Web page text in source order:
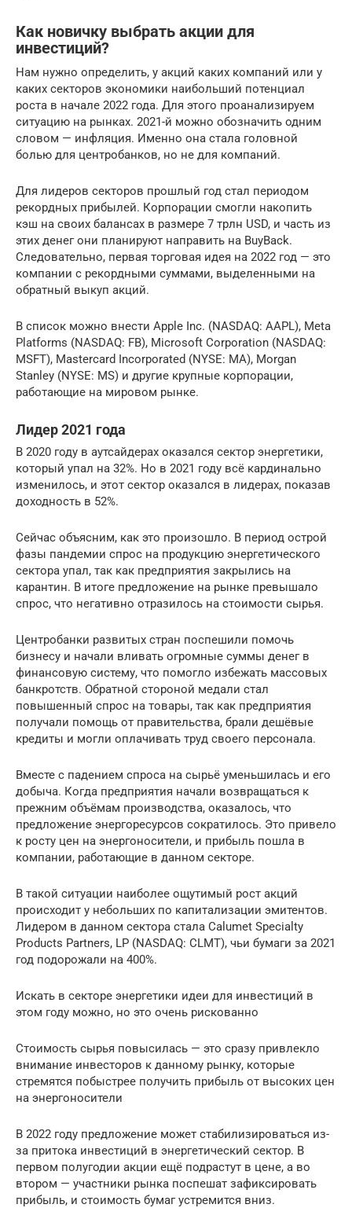
Как новичку выбрать акции для
инвестиций?
Нам нужно определить, у акций каких компаний или у
каких секторов экономики наибольший потенциал
роста в начале 2022 года. Для этого проанализируем
ситуацию на рынках. 2021-й можно обозначить одним
словом — инфляция. Именно она стала головной
болью для центробанков, но не для компаний.
Для лидеров секторов прошлый год стал периодом
рекордных прибылей. Корпорации смогли накопить
кэш на своих балансах в размере 7 трлн USD, и часть из
этих денег они планируют направить на BuyBack.
Следовательно, первая торговая идея на 2022 год — это
компании с рекордными суммами, выделенными на
обратный выкуп акций.
В список можно внести Apple Inc. (NASDAQ: AAPL), Meta
Platforms (NASDAQ: FB), Microsoft Corporation (NASDAQ:
MSFT), Mastercard Incorporated (NYSE: MA), Morgan
Stanley (NYSE: MS) и другие крупные корпорации,
работающие на мировом рынке.
Лидер 2021 года
В 2020 году в аутсайдерах оказался сектор энергетики,
который упал на 32%. Но в 2021 году всё кардинально
изменилось, и этот сектор оказался в лидерах, показав
доходность в 52%.
Сейчас объясним, как это произошло. В период острой
фазы пандемии спрос на продукцию энергетического
сектора упал, так как предприятия закрылись на
карантин. В итоге предложение на рынке превышало
спрос, что негативно отразилось на стоимости сырья.
Центробанки развитых стран поспешили помочь
бизнесу и начали вливать огромные суммы денег в
финансовую систему, что помогло избежать массовых
банкротств. Обратной стороной медали стал
повышенный спрос на товары, так как предприятия
получали помощь от правительства, брали дешёвые
кредиты и могли оплачивать труд своего персонала.
Вместе с падением спроса на сырьё уменьшилась и его
добыча. Когда предприятия начали возвращаться к
прежним объёмам производства, оказалось, что
предложение энергоресурсов сократилось. Это привело
к росту цен на энергоносители, и прибыль пошла в
компании, работающие в данном секторе.
В такой ситуации наиболее ощутимый рост акций
происходит у небольших по капитализации эмитентов.
Лидером в данном сектора стала Calumet Specialty
Products Partners, LP (NASDAQ: CLMT), чьи бумаги за 2021
год подорожали на 400%.
Искать в секторе энергетики идеи для инвестиций в
этом году можно, но это очень рискованно
Стоимость сырья повысилась — это сразу привлекло
внимание инвесторов к данному рынку, которые
стремятся побыстрее получить прибыль от высоких цен
на энергоносители
В 2022 году предложение может стабилизироваться из-
за притока инвестиций в энергетический сектор. В
первом полугодии акции ещё подрастут в цене, а во
втором — участники рынка поспешат зафиксировать
прибыль, и стоимость бумаг устремится вниз.